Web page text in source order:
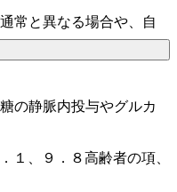
常と異なる場合や、自
の静脈内投与やグルカ
１、９．８高齢者の項、